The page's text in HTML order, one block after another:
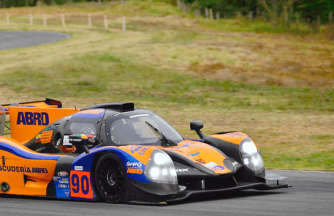
Movilidad Turismo Varios
¿Qué puede pasar con tu
vehículo si permanece
varios días sin usar?
AEADE Industria Motociclismo
Movilidad
Campaña busca cambiar
destino de los
en la región